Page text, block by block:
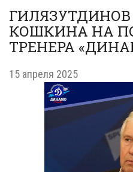
КОШКИНА НА
ТРЕНЕРА
15 апреля 2025